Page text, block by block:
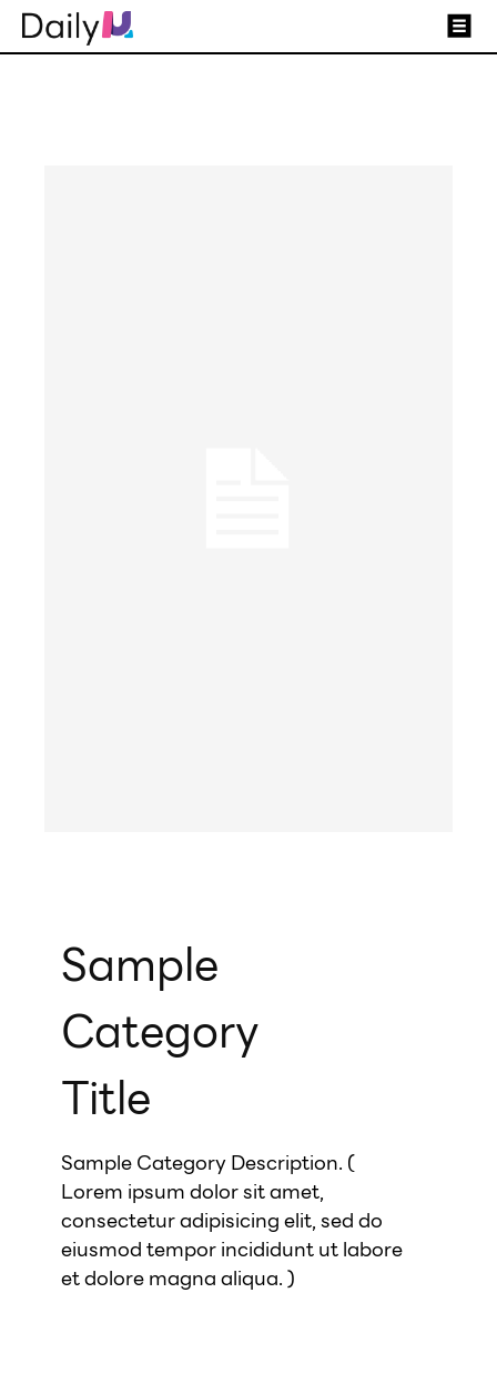
Sample
Category
Title
Sample Category Description. (
Lorem ipsum dolor sit amet,
consectetur adipisicing elit, sed do
eiusmod tempor incididunt ut labore
et dolore magna aliqua. )